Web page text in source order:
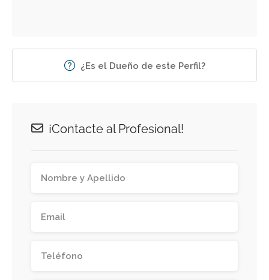
¿Es el Dueño de este Perfil?
¡Contacte al Profesional!